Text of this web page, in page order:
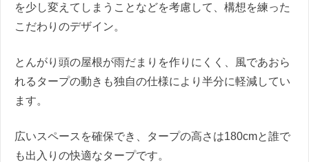
を少し変えてしまうことなどを考慮して、構想を練った
こだわりのデザイン。
とんがり頭の屋根が雨だまりを作りにくく、風であおら
れるタープの動きも独自の仕様により半分に軽減してい
ます。
広いスペースを確保でき、タープの高さは180cmと誰で
も出入りの快適なタープです。